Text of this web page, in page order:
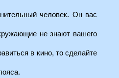
человек. Он вас
не знают вашего
в кино, то сделайте